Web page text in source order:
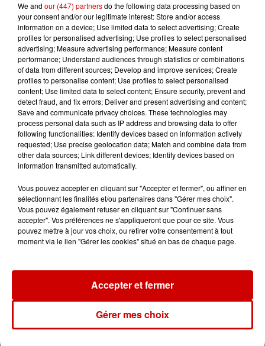
10h23
Amel Bent en concert gratuit
dans l’Ouest
5 août 2026
Deux-Sèvres : grave accident
entre une voiture et un minibus
Violences conjugales : le chef
Jean Imbert (Top Chef) rattrapé
par...
Jeux
Gagnez vos places pour le
Festival du Roi Arthur 2026 !
We and our (447) partnersdo the following data processing based on
your consent and/or our legitimate interest: Store and/or access
information on a device; Use limited data to select advertising; Create
profiles for personalised advertising; Use profiles to select personalised
advertising; Measure advertising performance; Measure content
performance; Understand audiences through statistics or combinations
of data from different sources; Develop and improve services; Create
profiles to personalise content; Use profiles to select personalised
content; Use limited data to select content; Ensure security, prevent and
detect fraud, and fix errors; Deliver and present advertising and content;
Save and communicate privacy choices. These technologies may
process personal data such as IP address and browsing data to offer
following functionalities: Identify devices based on information actively
requested; Use precise geolocation data; Match and combine data from
other data sources; Link different devices; Identify devices based on
information transmitted automatically.
Vous pouvez accepter en cliquant sur "Accepter et fermer", ou affiner en
sélectionnant les finalités et/ou partenaires dans "Gérer mes choix".
Vous pouvez également refuser en cliquant sur "Continuer sans
accepter". Vos préférences ne s'appliqueront que pour ce site. Vous
pouvez mettre à jour vos choix, ou retirer votre consentement à tout
moment via le lien "Gérer les cookies" situé en bas de chaque page.
Gérer mes choix
Accepter et fermer